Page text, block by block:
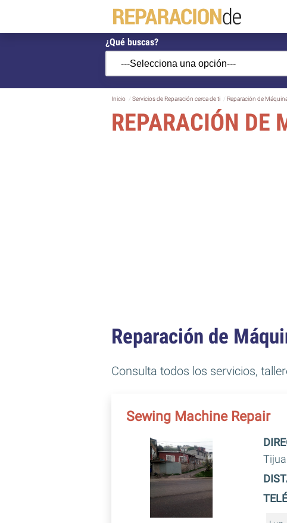
¿Qué buscas?
Inicio Servicios de Reparación cerca de ti Reparación de
REPARACIÓN DE
Reparación de
Consulta todos los servicios,
Sewing Machine Repair